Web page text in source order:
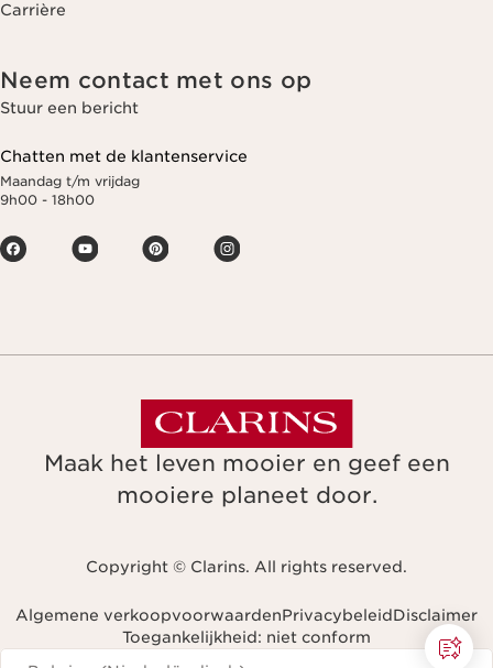
Carrière
Neem contact met ons op
Stuur een bericht
Chatten met de klantenservice
Maandag t/m vrijdag
9h00 - 18h00
Maak het leven mooier en geef een
mooiere planeet door.
Copyright © Clarins. All rights reserved.
Algemene verkoopvoorwaardenPrivacybeleidDisclaimer
Toegankelijkheid: niet conform
Navigeren naar